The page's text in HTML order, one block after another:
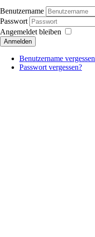
Benutzername
Passwort
Angemeldet bleiben
Anmelden
Benutzername
Passwort vergessen?